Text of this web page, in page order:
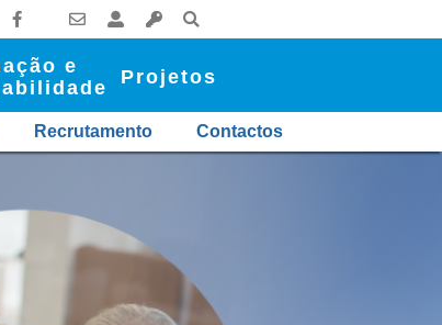
e
Projetos
Recrutamento Contactos